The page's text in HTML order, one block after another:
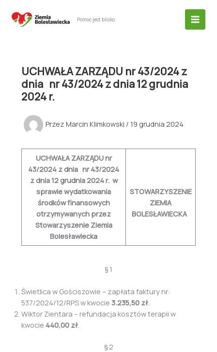
Pomoc jest blisko.
UCHWAŁA ZARZĄDU nr 43/2024 z
dnia nr 43/2024 z dnia 12 grudnia
2024 r.
Przez Marcin Klimkowski / 19 grudnia 2024
UCHWAŁA ZARZĄDU nr
43/2024 z dnia nr 43/2024
z dnia 12 grudnia 2024 r. w
sprawie wydatkowania
środków finansowych
otrzymywanych przez
Stowarzyszenie Ziemia
Bolesławiecka
STOWARZYSZENIE
ZIEMIA
BOLESŁAWIECKA
§ 1
Świetlica w Gościszowie – zapłata faktury nr:
537/2024/12/RPS w kwocie 3.235,50 zł
Wiktor Zientara – refundacja kosztów terapii w
kwocie 440,00 zł
§ 2